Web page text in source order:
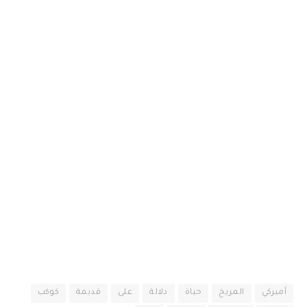
أميركي المريخ حياة دلالة على قديمة كوكب